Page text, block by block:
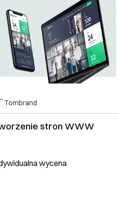
Tombrand
stron WWW
wycena